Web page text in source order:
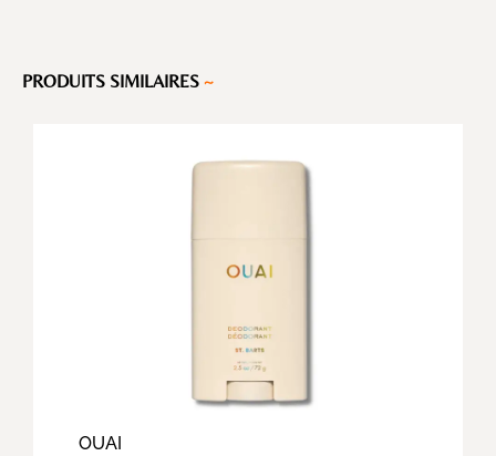
PRODUITS SIMILAIRES ~
OUAI